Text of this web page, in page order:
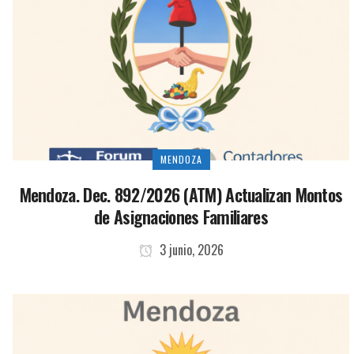
MENDOZA
Mendoza. Dec. 892/2026 (ATM) Actualizan Montos
de Asignaciones Familiares
3 junio, 2026